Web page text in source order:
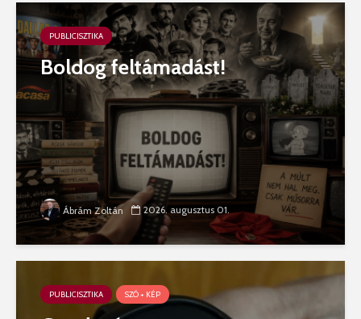
PUBLICISZTIKA
Boldog feltámadást!
Ábrám Zoltán 2026. augusztus 01.
PUBLICISZTIKA SZÓ + KÉP